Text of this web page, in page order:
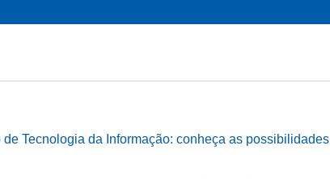
de Tecnologia da Informação: conheça as possibilidades